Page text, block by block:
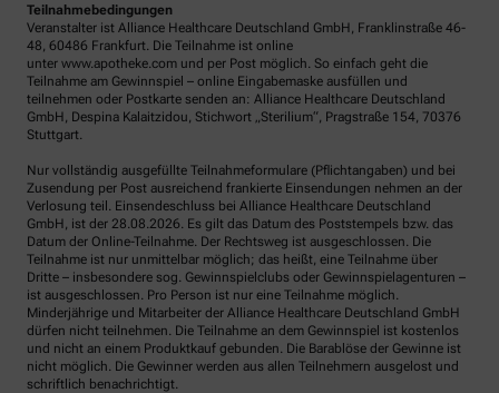
Teilnahmebedingungen
Veranstalter ist Alliance Healthcare Deutschland GmbH, Franklinstraße 46-
48, 60486 Frankfurt. Die Teilnahme ist online
unter www.apotheke.com und per Post möglich. So einfach geht die
Teilnahme am Gewinnspiel – online Eingabemaske ausfüllen und
teilnehmen oder Postkarte senden an: Alliance Healthcare Deutschland
GmbH, Despina Kalaitzidou, Stichwort „Sterilium“, Pragstraße 154, 70376
Stuttgart.
Nur vollständig ausgefüllte Teilnahmeformulare (Pflichtangaben) und bei
Zusendung per Post ausreichend frankierte Einsendungen nehmen an der
Verlosung teil. Einsendeschluss bei Alliance Healthcare Deutschland
GmbH, ist der 28.08.2026. Es gilt das Datum des Poststempels bzw. das
Datum der Online-Teilnahme. Der Rechtsweg ist ausgeschlossen. Die
Teilnahme ist nur unmittelbar möglich; das heißt, eine Teilnahme über
Dritte – insbesondere sog. Gewinnspielclubs oder Gewinnspielagenturen –
ist ausgeschlossen. Pro Person ist nur eine Teilnahme möglich.
Minderjährige und Mitarbeiter der Alliance Healthcare Deutschland GmbH
dürfen nicht teilnehmen. Die Teilnahme an dem Gewinnspiel ist kostenlos
und nicht an einem Produktkauf gebunden. Die Barablöse der Gewinne ist
nicht möglich. Die Gewinner werden aus allen Teilnehmern ausgelost und
schriftlich benachrichtigt.